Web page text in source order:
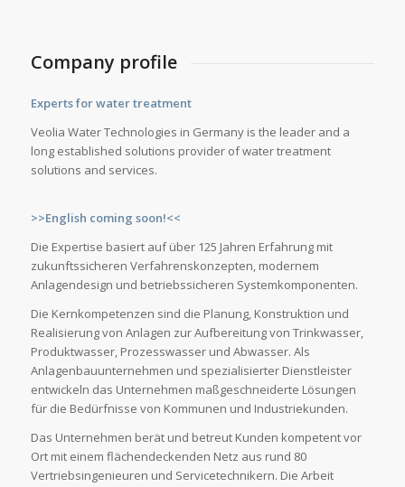
Company profile
Experts for water treatment
Veolia Water Technologies in Germany is the leader and a
long established solutions provider of water treatment
solutions and services.
>>English coming soon!<<
Die Expertise basiert auf über 125 Jahren Erfahrung mit
zukunftssicheren Verfahrenskonzepten, modernem
Anlagendesign und betriebssicheren Systemkomponenten.
Die Kernkompetenzen sind die Planung, Konstruktion und
Realisierung von Anlagen zur Aufbereitung von Trinkwasser,
Produktwasser, Prozesswasser und Abwasser. Als
Anlagenbauunternehmen und spezialisierter Dienstleister
entwickeln das Unternehmen maßgeschneiderte Lösungen
für die Bedürfnisse von Kommunen und Industriekunden.
Das Unternehmen berät und betreut Kunden kompetent vor
Ort mit einem flächendeckenden Netz aus rund 80
Vertriebsingenieuren und Servicetechnikern. Die Arbeit